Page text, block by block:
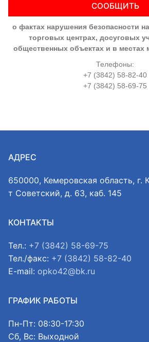
СООБЩИТЬ
о фактах нарушения безопасности
торговых центрах, досуговых
общественных объектах и в местах
Телефоны:
+7 (3842) 58-82-40
+7 (3842) 58-69-75
АДРЕС
650000, Кемеровская область, г.
т Советский, д. 63, каб. 145
КОНТАКТЫ
Тел.: +7 (3842) 58-69-75
Тел./факс: +7 (3842) 58-82-40
E-mail: opko42@bk.ru
ГРАФИК РАБОТЫ
Пн-Пт: 08:30-17:30
Сб, Вс: Выходной